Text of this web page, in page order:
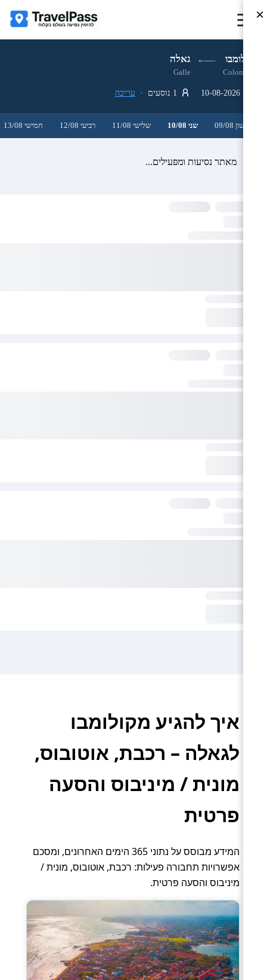
קולומבו גאלה
Colombo
Galle
עריכה
ראשון 09/08 שני 10/08 שלישי 11/08 רביעי 12/08 חמישי 13/08
מאתר נסיעות ומפעילים...
איך להגיע מקולומבו
לגאלה – רכבת, אוטובוס,
מונית / מיניבוס והסעה
פרטית
המידע מבוסס על נתוני 365 הימים האחרונים, ומסכם
אפשרויות תחבורה פעילות: רכבת, אוטובוס, מונית /
מיניבוס והסעה פרטית.
×